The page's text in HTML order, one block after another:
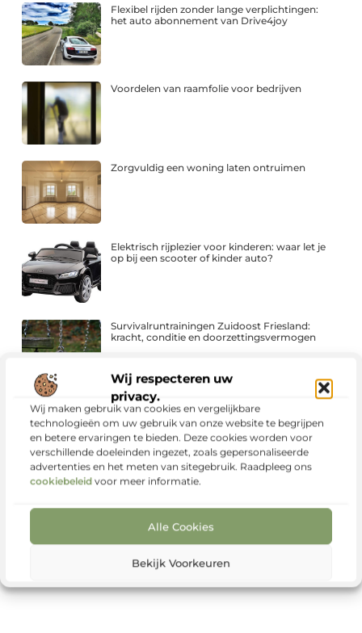
Wij respecteren uw
privacy.
Wij maken gebruik van cookies en vergelijkbare
technologieën om uw gebruik van onze website te begrijpen
en betere ervaringen te bieden. Deze cookies worden voor
verschillende doeleinden ingezet, zoals gepersonaliseerde
advertenties en het meten van sitegebruik. Raadpleeg ons
cookiebeleid voor meer informatie.
Alle Cookies
Bekijk Voorkeuren
Flexibel rijden zonder lange verplichtingen:
het auto abonnement van Drive4joy
Voordelen van raamfolie voor bedrijven
Zorgvuldig een woning laten ontruimen
Elektrisch rijplezier voor kinderen: waar let je
op bij een scooter of kinder auto?
Survivalruntrainingen Zuidoost Friesland:
kracht, conditie en doorzettingsvermogen
Begin vandaag nog!
Wacht niet langer en registreer je nu. Ons platform is de
ideale plek om jouw stem te laten horen en jouw blog met
eerste stap naar meer zichtbaarheid en groei.
Registreer nu